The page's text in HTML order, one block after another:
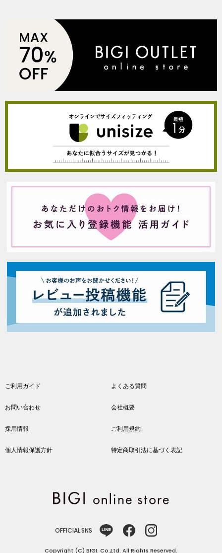
ご利用ガイド よくある質問
お問い合わせ 会社概要
採用情報 ご利用規約
個人情報保護方針 特定商取引法に基づく表記
OFFICIAL SNS
Copyright (C) BIGI. Co.,Ltd. All Rights Reserved.